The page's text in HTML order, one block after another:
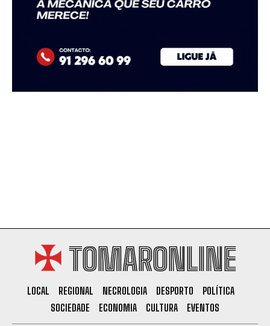
TOMARONLINE
LOCAL REGIONAL NECROLOGIA DESPORTO
POLÍTICA
SOCIEDADE
ECONOMIA CULTURA EVENTOS